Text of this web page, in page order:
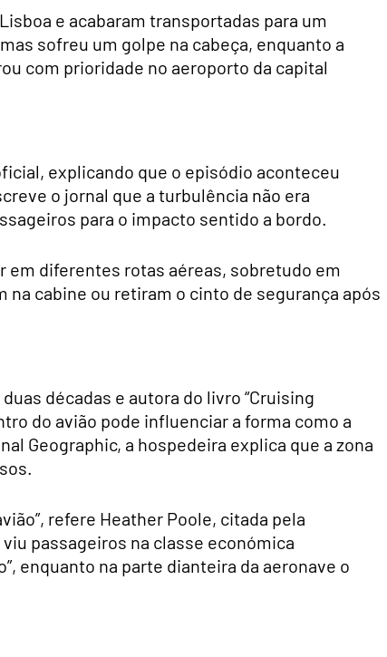
e acabaram transportadas para um
sofreu um golpe na cabeça, enquanto a
com prioridade no aeroporto da capital
explicando que o episódio aconteceu
o jornal que a turbulência não era
para o impacto sentido a bordo.
diferentes rotas aéreas, sobretudo em
cabine ou retiram o cinto de segurança após
décadas e autora do livro “Cruising
do avião pode influenciar a forma como a
Geographic, a hospedeira explica que a zona
refere Heather Poole, citada pela
passageiros na classe económica
enquanto na parte dianteira da aeronave o